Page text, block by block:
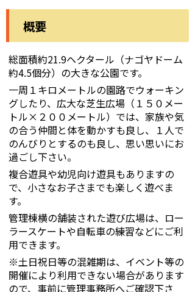
概要
総面積約21.9ヘクタール（ナゴヤドーム
約4.5個分）の大きな公園です。
一周１キロメートルの園路でウォーキン
グしたり、広大な芝生広場（１５０メー
トル×２００メートル）では、家族や気
の合う仲間と体を動かすも良し、１人で
のんびりとするのも良し、思い思いにお
過ごし下さい。
複合遊具や幼児向け遊具もありますの
で、小さなお子さまでも楽しく遊べま
す。
管理棟横の舗装された遊び広場は、ロー
ラースケートや自転車の練習などにご利
用できます。
※土日祝日等の混雑期は、イベント等の
開催により利用できない場合があります
ので、事前に管理事務所へご確認下さ